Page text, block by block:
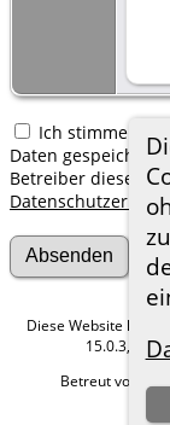
Ich stimme zu,
Daten gespeichert
Betreiber dieser
Diese Website läuft
15.0.3,
Betreut von